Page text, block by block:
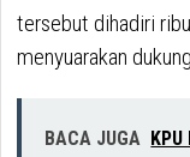
tersebut dihadiri
menyuarakan
BACA JUGA